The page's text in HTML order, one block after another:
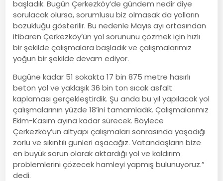
başladık. Bugün Çerkezköy’de gündem nedir diye
sorulacak olursa, sorumlusu biz olmasak da yolların
bozukluğu gösterilir. Bu nedenle Mayıs ayı ortasından
itibaren Çerkezköy’ün yol sorununu çözmek için hızlı
bir şekilde çalışmalara başladık ve çalışmalarımız
yoğun bir şekilde devam ediyor.
Bugüne kadar 51 sokakta 17 bin 875 metre hasırlı
beton yol ve yaklaşık 36 bin ton sıcak asfalt
kaplaması gerçekleştirdik. Şu anda bu yıl yapılacak yol
çalışmalarının yüzde 18’ini tamamladık. Çalışmalarımız
Ekim-Kasım ayına kadar sürecek. Böylece
Çerkezköy’ün altyapı çalışmaları sonrasında yaşadığı
zorlu ve sıkıntılı günleri aşacağız. Vatandaşların bize
en büyük sorun olarak aktardığı yol ve kaldırım
problemlerini çözecek hamleyi yapmış bulunuyoruz.”
dedi.